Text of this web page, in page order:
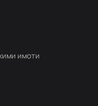
имоти